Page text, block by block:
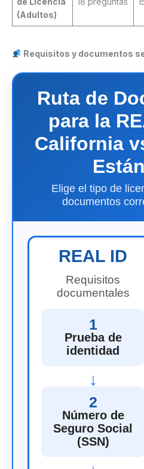
(Adultos)
Requisitos y documentos
Ruta de
para la
California
Elige el tipo de
documentos
REAL ID
Requisitos
documentales
1
Prueba de
identidad
↓
2
Número de
Seguro Social
(SSN)